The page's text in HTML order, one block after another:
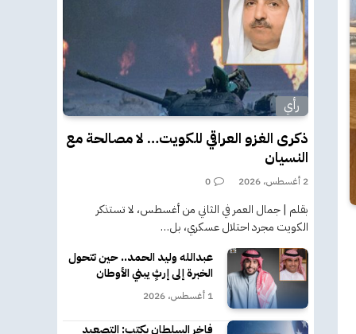
رأي
ذكرى الغزو العراقي للكويت… لا مصالحة مع
النسيان
2 أغسطس، 2026 0
بقلم | جمال العمر في الثاني من أغسطس، لا تستذكر
الكويت مجرد احتلال عسكري، بل…
عبدالله وليد الحمد.. حين تتحول
الخبرة إلى إرثٍ يبني الأوطان
1 أغسطس، 2026
فاخر السلطان يكتب: التصعيد